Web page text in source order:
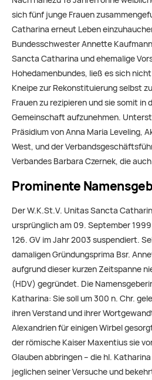
sich fünf junge Frauen
Catharina erneut Leben
Bundesschwester Annette
Sancta Catharina und ehemalige
Hohedamenbundes, ließ es sich
Kneipe zur Rekonstituierung selbst
Frauen zu rezipieren und sie somit in
Gemeinschaft aufzunehmen.
Präsidium von Anna Maria Leveling,
West, und der
Verbandes Barbara Czernek, die
Prominente
Der W.K.St.V. Unitas Sancta
ursprünglich am 09. September
126. GV im Jahr 2003 suspendiert.
damaligen Gründungsprima Bsr.
aufgrund dieser kurzen Zeitspanne
(HDV) gegründet. Die
Katharina: Sie soll um 300 n. Chr.
ihren Verstand und ihrer
Alexandrien für einigen Wirbel
der römische Kaiser Maxentius sie
Glauben abbringen – die hl.
jeglichen seiner Versuche und